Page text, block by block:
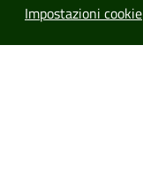
Impostazioni cookie